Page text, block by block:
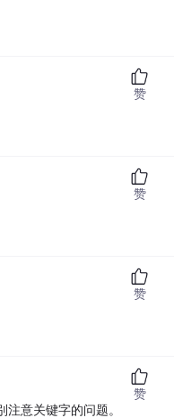
赞
赞
赞
意关键字的问题。
赞